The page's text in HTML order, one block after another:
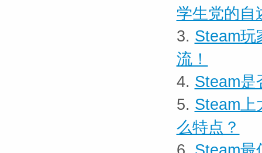
学生党的自
3. Steam玩
流！
4. Steam是
5. Steam上
么特点？